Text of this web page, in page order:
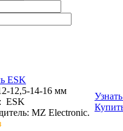
ESK
12,5-14-16 мм
ESK
MZ Electronic.